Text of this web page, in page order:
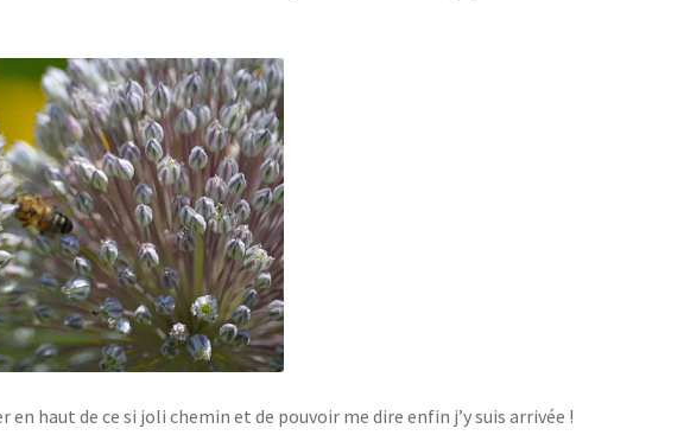
en haut de ce si joli chemin et de pouvoir me dire enfin j’y suis arrivée !